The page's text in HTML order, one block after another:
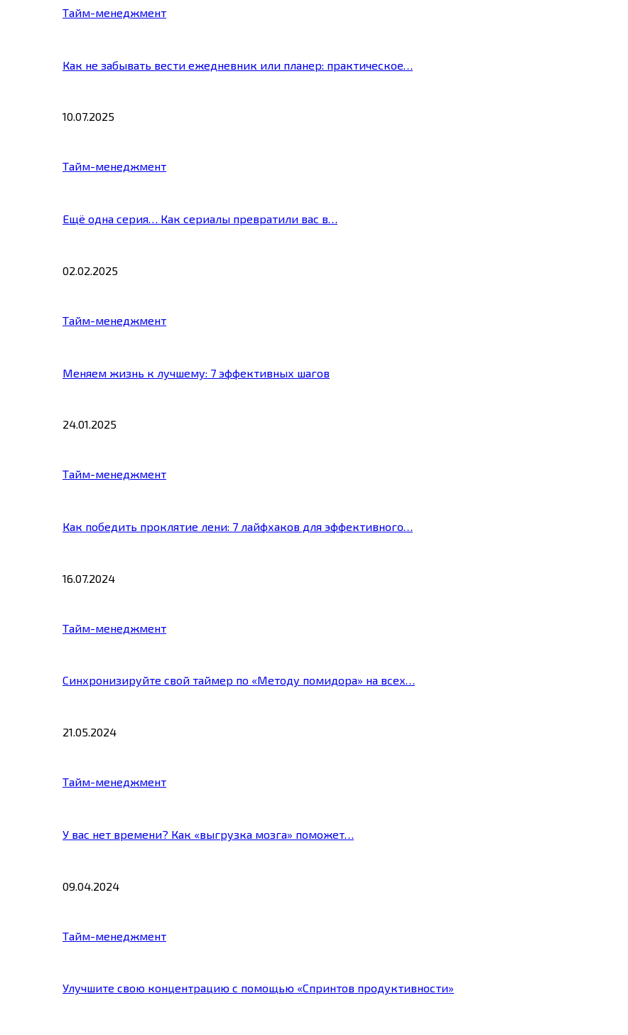
Тайм-менеджмент
Как не забывать вести ежедневник или планер: практическое…
10.07.2025
Тайм-менеджмент
Ещё одна серия… Как сериалы превратили вас в…
02.02.2025
Тайм-менеджмент
Меняем жизнь к лучшему: 7 эффективных шагов
24.01.2025
Тайм-менеджмент
Как победить проклятие лени: 7 лайфхаков для эффективного…
16.07.2024
Тайм-менеджмент
Синхронизируйте свой таймер по «Методу помидора» на всех…
21.05.2024
Тайм-менеджмент
У вас нет времени? Как «выгрузка мозга» поможет…
09.04.2024
Тайм-менеджмент
Улучшите свою концентрацию с помощью «Спринтов продуктивности»